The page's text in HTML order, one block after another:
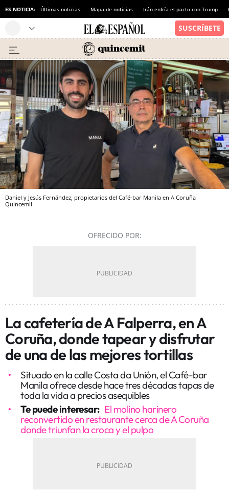
ES NOTICIA: Últimas noticias Mapa de noticias Irán enfría el pacto con Trump
Daniel y Jesús Fernández, propietarios del Café-bar Manila en A Coruña
Quincemil
OFRECIDO POR:
La cafetería de A Falperra, en A
Coruña, donde tapear y disfrutar
de una de las mejores tortillas
Situado en la calle Costa da Unión, el Café-bar
Manila ofrece desde hace tres décadas tapas de
toda la vida a precios asequibles
Te puede interesar: El molino harinero
reconvertido en restaurante cerca de A Coruña
donde triunfan la croca y el pulpo